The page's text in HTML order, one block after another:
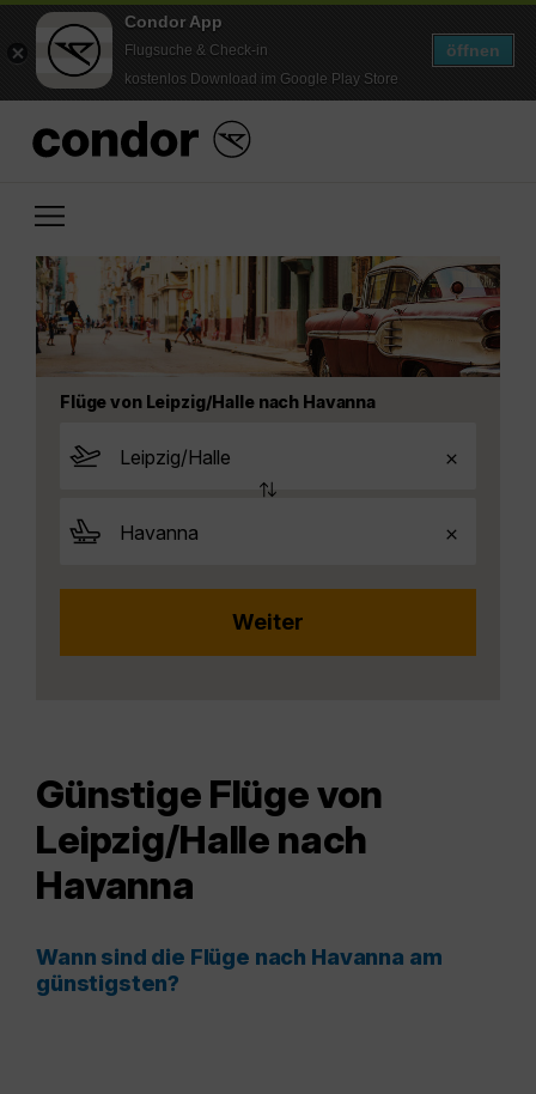
Condor App
Flugsuche & Check-in
kostenlos Download im Google Play Store
öffnen
Flüge von Leipzig/Halle nach Havanna
Günstige Flüge von
Leipzig/Halle nach
Havanna
Wann sind die Flüge nach Havanna am
günstigsten?